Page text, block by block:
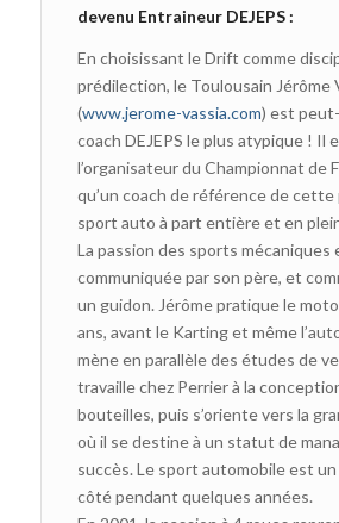
devenu Entraineur DEJEPS :
En choisissant le Drift comme
prédilection, le Toulousain Jérôme
(www.jerome-vassia.com) est
coach DEJEPS le plus atypique ! Il
l’organisateur du Championnat de
qu’un coach de référence de
sport auto à part entière et en
La passion des sports mécaniques
communiquée par son père, et
un guidon. Jérôme pratique le
ans, avant le Karting et même
mène en parallèle des études de
travaille chez Perrier à la
bouteilles, puis s’oriente vers la
où il se destine à un statut de
succès. Le sport automobile est un
côté pendant quelques années.